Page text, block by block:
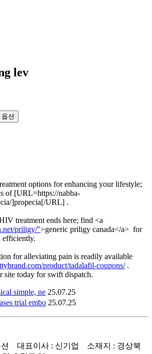
lev
션
options for enhancing your lifestyle;
of [URL=https://nabba-
]propecia[/URL] .
treatment ends here; find <a
priligy/">generic priligy canada</a> for
efficiently.
for alleviating pain is readily available
product/tadalafil-coupons/.
site today for swift dispatch.
simple, ne 25.07.25
trial embo 25.07.25
대표이사 : 신기업
소재지 : 경상북